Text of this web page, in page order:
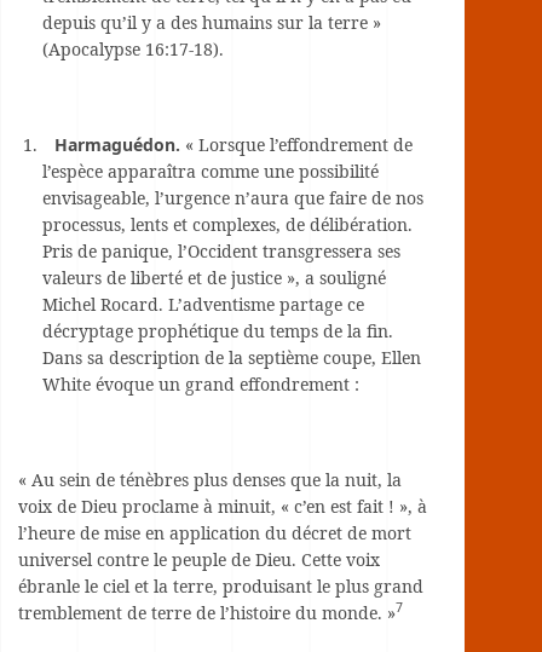
depuis qu’il y a des humains sur la terre »
(Apocalypse 16:17-18).
Harmaguédon. « Lorsque l’effondrement de
l’espèce apparaîtra comme une possibilité
envisageable, l’urgence n’aura que faire de nos
processus, lents et complexes, de délibération.
Pris de panique, l’Occident transgressera ses
valeurs de liberté et de justice », a souligné
Michel Rocard. L’adventisme partage ce
décryptage prophétique du temps de la fin.
Dans sa description de la septième coupe, Ellen
White évoque un grand effondrement :
« Au sein de ténèbres plus denses que la nuit, la
voix de Dieu proclame à minuit, « c’en est fait ! », à
l’heure de mise en application du décret de mort
universel contre le peuple de Dieu. Cette voix
ébranle le ciel et la terre, produisant le plus grand
tremblement de terre de l’histoire du monde. »7